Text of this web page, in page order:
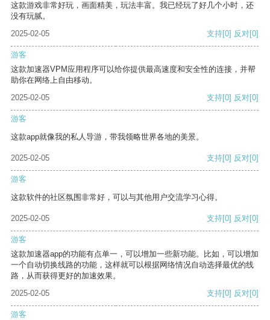
这款游戏非常好玩，画面精美，玩法丰富。我已经玩了好几个小时，还
没有玩腻。
2025-02-05
支持[0] 反对[0]
游客
这款加速器VPM应用程序可以给你提供最高速度和安全性的连接，并帮
助你在网络上自由移动。
2025-02-05
支持[0] 反对[0]
游客
这款app就像我的私人导游，带我领略世界各地的美景。
2025-02-05 支持[0] 反对[0]
游客
这款软件的社区氛围非常好，可以与其他用户交流学习心得。
2025-02-05 支持[0] 反对[0]
游客
这款加速器app的功能有点单一，可以增加一些新功能。比如，可以增加
一个自动切换线路的功能，这样就可以根据网络情况自动选择最优的线
路，从而获得更好的加速效果。
2025-02-05
支持[0] 反对[0]
游客